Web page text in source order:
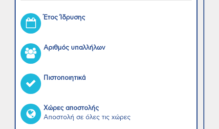
Έτος Ίδρυσης
Αριθμός υπαλλήλων
Πιστοποιητικά
Χώρες αποστολής
Αποστολή σε όλες τις χώρες